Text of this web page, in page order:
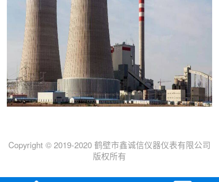
Copyright © 2019-2020 鹤壁市鑫诚信仪器仪表有限公司
版权所有